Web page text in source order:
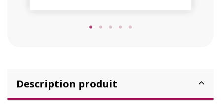
Description produit